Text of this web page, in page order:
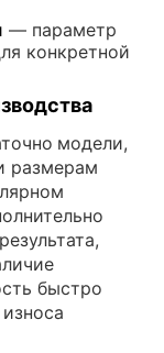
— параметр
конкретной
модели,
размерам
быстро